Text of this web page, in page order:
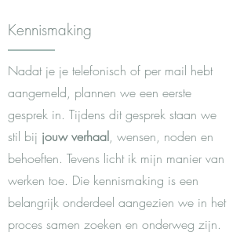
Kennismaking
Nadat je je telefonisch of per mail hebt
aangemeld, plannen we een eerste
gesprek in. Tijdens dit gesprek staan we
stil bij jouw verhaal, wensen, noden en
behoeften. Tevens licht ik mijn manier van
werken toe. Die kennismaking is een
belangrijk onderdeel aangezien we in het
proces samen zoeken en onderweg zijn.